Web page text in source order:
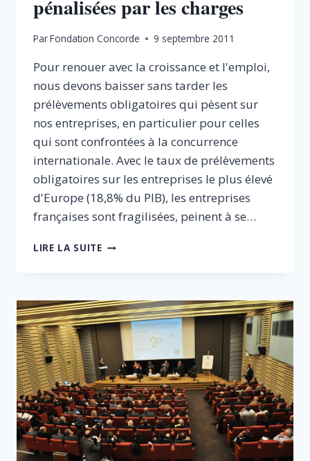
pénalisées par les charges
ParFondation Concorde 9 septembre 2011
Pour renouer avec la croissance et l'emploi,
nous devons baisser sans tarder les
prélèvements obligatoires qui pèsent sur
nos entreprises, en particulier pour celles
qui sont confrontées à la concurrence
internationale. Avec le taux de prélèvements
obligatoires sur les entreprises le plus élevé
d'Europe (18,8% du PIB), les entreprises
françaises sont fragilisées, peinent à se…
LIRE LA SUITELES
PAR
LES
CHARGES